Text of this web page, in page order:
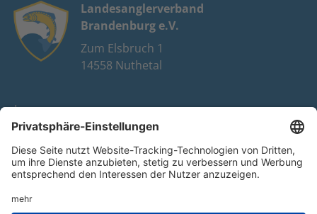
Landesanglerverband
Brandenburg e.V.
Zum Elsbruch 1
14558 Nuthetal
Impressum
Datenschutz
FAQ